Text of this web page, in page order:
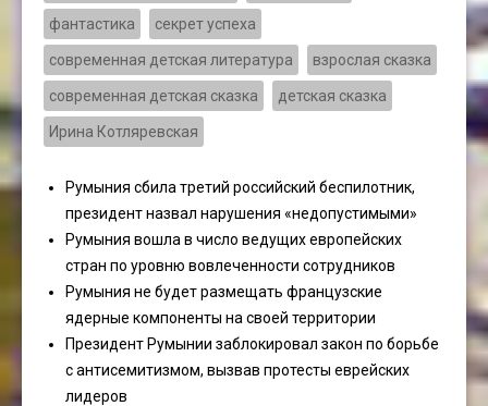
фантастика секрет успеха
современная детская литература взрослая сказка
современная детская сказка детская сказка
Ирина Котляревская
Румыния сбила третий российский беспилотник,
президент назвал нарушения «недопустимыми»
Румыния вошла в число ведущих европейских
стран по уровню вовлеченности сотрудников
Румыния не будет размещать французские
ядерные компоненты на своей территории
Президент Румынии заблокировал закон по борьбе
с антисемитизмом, вызвав протесты еврейских
лидеров